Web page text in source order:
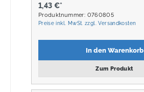
1,43 €*
Produktnummer: 0760805
Preise inkl. MwSt. zzgl. Versandkosten
In den Warenkorb
Zum Produkt